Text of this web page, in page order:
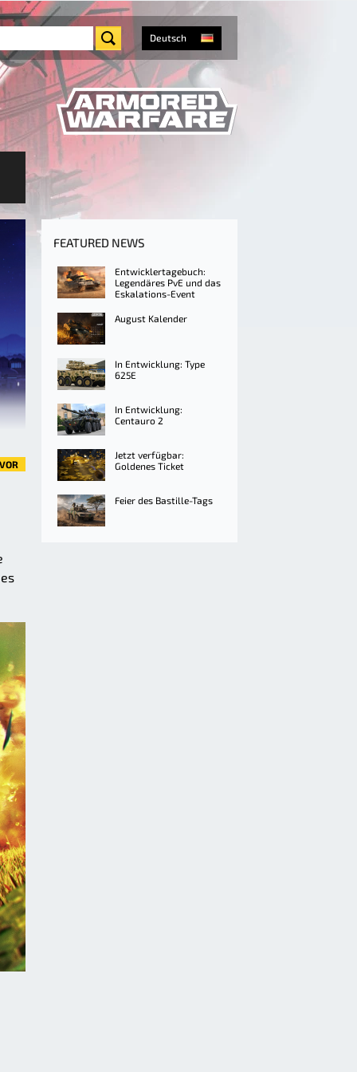
Deutsch
VOR
FEATURED NEWS
Entwicklertagebuch:
Legendäres PvE und das
Eskalations-Event
August Kalender
In Entwicklung: Type
625E
In Entwicklung:
Centauro 2
Jetzt verfügbar:
Goldenes Ticket
Feier des Bastille-Tags